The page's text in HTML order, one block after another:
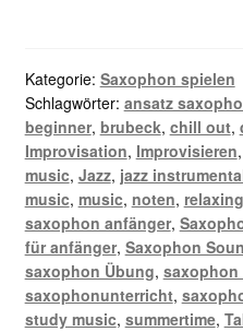
Kategorie: Saxophon spielen
Schlagwörter: ansatz
beginner, brubeck, chill out,
Improvisation, Improvisieren,
music, Jazz, jazz
music, music, noten,
saxophon anfänger,
für anfänger, Saxophon
saxophon Übung, saxophon
saxophonunterricht,
study music, summertime,